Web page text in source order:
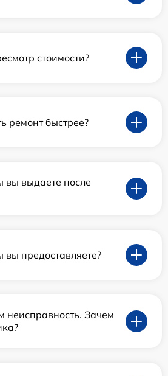
стоимости?
ремонт быстрее?
вы выдаете после
предоставляете?
неисправность. Зачем